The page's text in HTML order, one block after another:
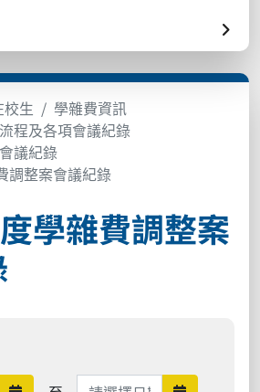
校生
學雜費資訊
程及各項會議紀錄
議紀錄
調整案會議紀錄
學雜費調整案
日期範圍結束